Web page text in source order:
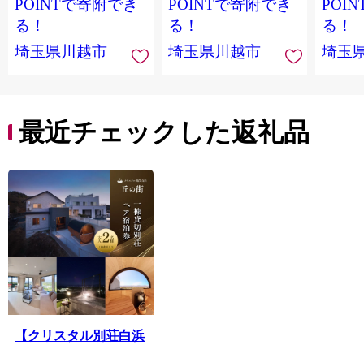
POINTで寄附でき
る！
埼玉県川越市
POINTで寄附でき
る！
埼玉県川越市
る！
埼玉
最近チェックした返礼品
【クリスタル別荘白浜